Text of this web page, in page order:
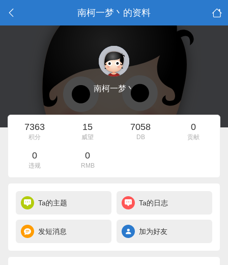
南柯一梦丶的资料
南柯一梦丶
7363
积分
15
威望
7058
DB
0
贡献
0
违规
0
RMB
Ta的主题 Ta的日志
发短消息 加为好友